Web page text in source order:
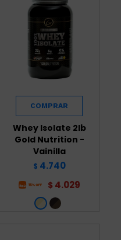
Whey Isolate 2lb
Gold Nutrition -
Vainilla
$ 4.740
$ 4.029